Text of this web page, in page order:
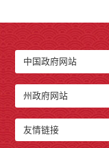
中国政府网站
州政府网站
友情链接